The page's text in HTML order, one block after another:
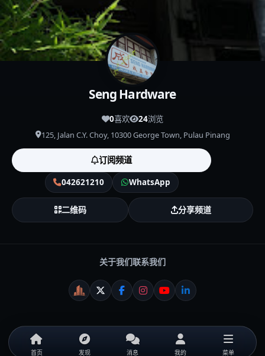
Seng Hardware
0喜欢 24浏览
125, Jalan C.Y. Choy, 10300 George Town, Pulau Pinang
订阅频道
042621210 WhatsApp
二维码 分享频道
关于我们联系我们
WeiCity
X FacebookInstagram
YouTubeLinkedIn
首页 发现 消息 我的 菜单